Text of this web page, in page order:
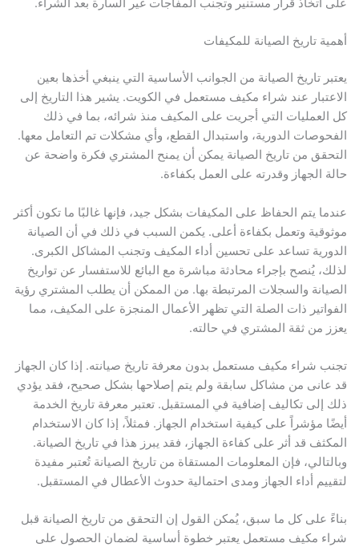
على اتخاذ قرار مستنير وتجنب المفاجآت غير السارة بعد الشراء.
أهمية تاريخ الصيانة للمكيفات
يعتبر تاريخ الصيانة من الجوانب الأساسية التي ينبغي أخذها بعين
الاعتبار عند شراء مكيف مستعمل في الكويت. يشير هذا التاريخ إلى
كل العمليات التي أجريت على المكيف منذ شرائه، بما في ذلك
الفحوصات الدورية، واستبدال القطع، وأي مشكلات تم التعامل معها.
التحقق من تاريخ الصيانة يمكن أن يمنح المشتري فكرة واضحة عن
حالة الجهاز وقدرته على العمل بكفاءة.
عندما يتم الحفاظ على المكيفات بشكل جيد، فإنها غالبًا ما تكون أكثر
موثوقية وتعمل بكفاءة أعلى. يكمن السبب في ذلك في أن الصيانة
الدورية تساعد على تحسين أداء المكيف وتجنب المشاكل الكبرى.
لذلك، يُنصح بإجراء محادثة مباشرة مع البائع للاستفسار عن تواريخ
الصيانة والسجلات المرتبطة بها. من الممكن أن يطلب المشتري رؤية
الفواتير ذات الصلة التي تظهر الأعمال المنجزة على المكيف، مما
يعزز من ثقة المشتري في حالته.
تجنب شراء مكيف مستعمل بدون معرفة تاريخ صيانته. إذا كان الجهاز
قد عانى من مشاكل سابقة ولم يتم إصلاحها بشكل صحيح، فقد يؤدي
ذلك إلى تكاليف إضافية في المستقبل. تعتبر معرفة تاريخ الخدمة
أيضًا مؤشراً على كيفية استخدام الجهاز. فمثلاً، إذا كان الاستخدام
المكثف قد أثر على كفاءة الجهاز، فقد يبرز هذا في تاريخ الصيانة.
وبالتالي، فإن المعلومات المستقاة من تاريخ الصيانة تُعتبر مفيدة
لتقييم أداء الجهاز ومدى احتمالية حدوث الأعطال في المستقبل.
بناءً على كل ما سبق، يُمكن القول إن التحقق من تاريخ الصيانة قبل
شراء مكيف مستعمل يعتبر خطوة أساسية لضمان الحصول على